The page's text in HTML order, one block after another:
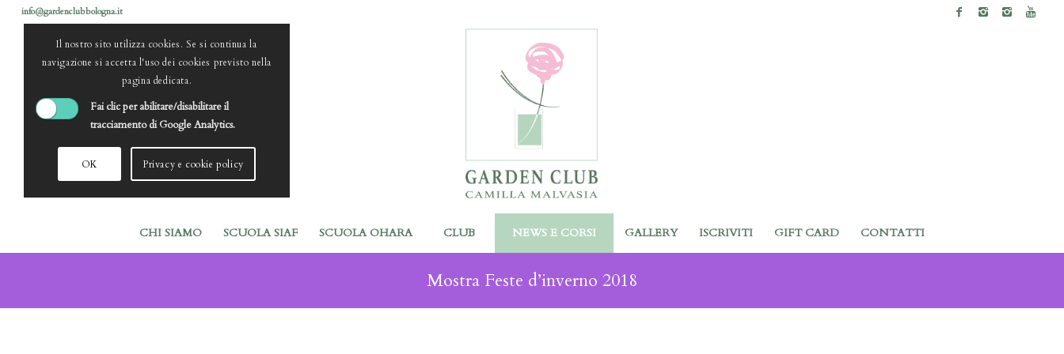
info@gardenclubbologna.it
CHI SIAMO SCUOLA SIAF SCUOLA OHARA CLUB NEWS E CORSI GALLERY ISCRIVITI GIFT CARD CONTATTI
Mostra Feste d’inverno 2018
Il nostro sito utilizza cookies. Se si continua la
navigazione si accetta l'uso dei cookies previsto nella
pagina dedicata.
Fai clic per abilitare/disabilitare il
tracciamento di Google Analytics.
OK Privacy e cookie policy